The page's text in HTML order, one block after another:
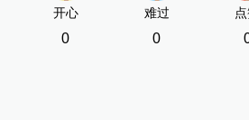
开心
0
难过
0